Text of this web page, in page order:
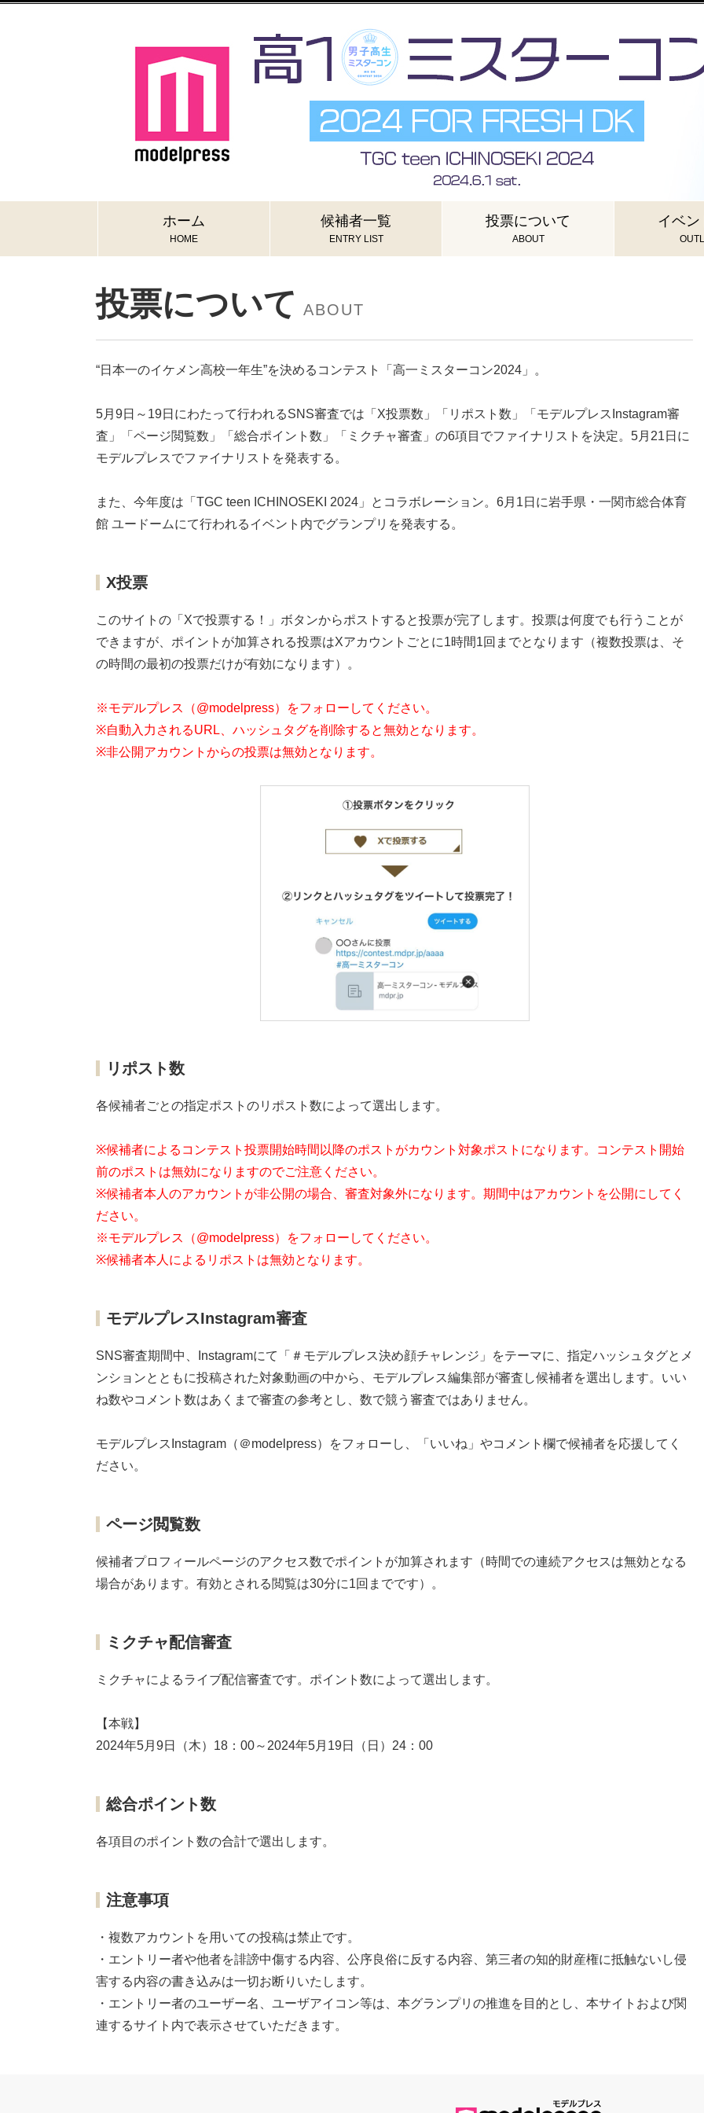
ホーム
HOME
候補者一覧
ENTRY LIST
投票について
ABOUT
イベ
投票について ABOUT
“日本一のイケメン高校一年生”を決めるコンテスト「高一ミスターコン2024」。
5月9日～19日にわたって行われるSNS審査では「X投票数」「リポスト数」「モデルプレスInstagram審
査」「ページ閲覧数」「総合ポイント数」「ミクチャ審査」の6項目でファイナリストを決定。5月21日に
モデルプレスでファイナリストを発表する。
また、今年度は「TGC teen ICHINOSEKI 2024」とコラボレーション。6月1日に岩手県・一関市総合体育
館 ユードームにて行われるイベント内でグランプリを発表する。
X投票
このサイトの「Xで投票する！」ボタンからポストすると投票が完了します。投票は何度でも行うことが
できますが、ポイントが加算される投票はXアカウントごとに1時間1回までとなります（複数投票は、そ
の時間の最初の投票だけが有効になります）。
※モデルプレス（@modelpress）をフォローしてください。
※自動入力されるURL、ハッシュタグを削除すると無効となります。
※非公開アカウントからの投票は無効となります。
リポスト数
各候補者ごとの指定ポストのリポスト数によって選出します。
※候補者によるコンテスト投票開始時間以降のポストがカウント対象ポストになります。コンテスト開始
前のポストは無効になりますのでご注意ください。
※候補者本人のアカウントが非公開の場合、審査対象外になります。期間中はアカウントを公開にしてく
ださい。
※モデルプレス（@modelpress）をフォローしてください。
※候補者本人によるリポストは無効となります。
モデルプレスInstagram審査
SNS審査期間中、Instagramにて「＃モデルプレス決め顔チャレンジ」をテーマに、指定ハッシュタグとメ
ンションとともに投稿された対象動画の中から、モデルプレス編集部が審査し候補者を選出します。いい
ね数やコメント数はあくまで審査の参考とし、数で競う審査ではありません。
モデルプレスInstagram（＠modelpress）をフォローし、「いいね」やコメント欄で候補者を応援してく
ださい。
ページ閲覧数
候補者プロフィールページのアクセス数でポイントが加算されます（時間での連続アクセスは無効となる
場合があります。有効とされる閲覧は30分に1回までです）。
ミクチャ配信審査
ミクチャによるライブ配信審査です。ポイント数によって選出します。
【本戦】
2024年5月9日（木）18：00～2024年5月19日（日）24：00
総合ポイント数
各項目のポイント数の合計で選出します。
注意事項
・複数アカウントを用いての投稿は禁止です。
・エントリー者や他者を誹謗中傷する内容、公序良俗に反する内容、第三者の知的財産権に抵触ないし侵
害する内容の書き込みは一切お断りいたします。
・エントリー者のユーザー名、ユーザアイコン等は、本グランプリの推進を目的とし、本サイトおよび関
連するサイト内で表示させていただきます。